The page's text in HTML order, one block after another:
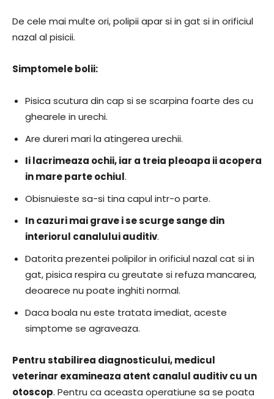
De cele mai multe ori, polipii apar si in gat si in orificiul
nazal al pisicii.
Simptomele bolii:
Pisica scutura din cap si se scarpina foarte des cu
ghearele in urechi.
Are dureri mari la atingerea urechii.
Ii lacrimeaza ochii, iar a treia pleoapa ii acopera
in mare parte ochiul.
Obisnuieste sa-si tina capul intr-o parte.
In cazuri mai grave i se scurge sange din
interiorul canalului auditiv.
Datorita prezentei polipilor in orificiul nazal cat si in
gat, pisica respira cu greutate si refuza mancarea,
deoarece nu poate inghiti normal.
Daca boala nu este tratata imediat, aceste
simptome se agraveaza.
Pentru stabilirea diagnosticului, medicul
veterinar examineaza atent canalul auditiv cu un
otoscop. Pentru ca aceasta operatiune sa se poata